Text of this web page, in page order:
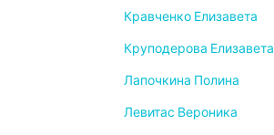
Кравченко Елизавета
Круподерова Елизавета
Лапочкина Полина
Левитас Вероника